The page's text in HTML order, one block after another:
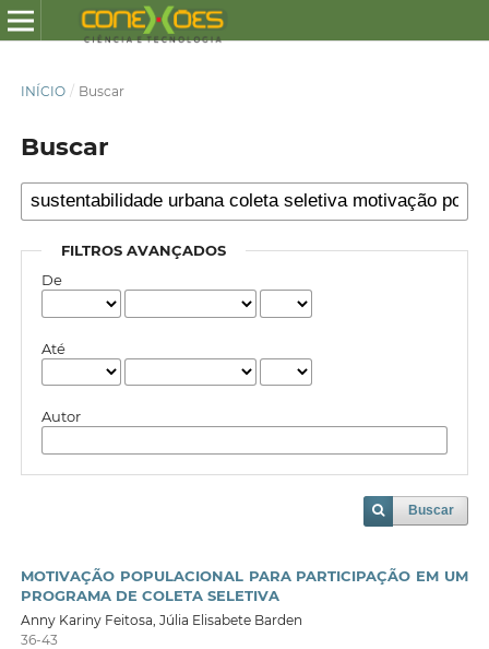
INÍCIO / Buscar
Buscar
FILTROS AVANÇADOS
De
Até
Autor
Buscar
MOTIVAÇÃO POPULACIONAL PARA PARTICIPAÇÃO EM UM
PROGRAMA DE COLETA SELETIVA
Anny Kariny Feitosa, Júlia Elisabete Barden
36-43